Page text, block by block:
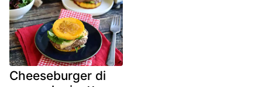
Cheeseburger di